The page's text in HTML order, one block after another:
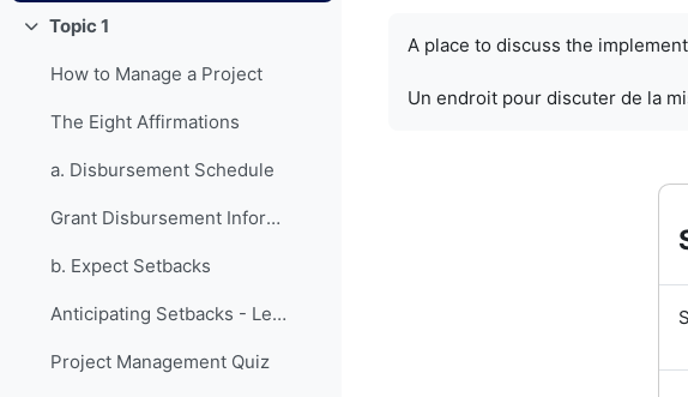
Replier
Topic 1
How to Manage a Project
The Eight Affirmations
a. Disbursement Schedule
Grant Disbursement Information
b. Expect Setbacks
Anticipating Setbacks - Lessons from Previous Fellows
Project Management Quiz
A place to discuss the
Un endroit pour discuter de la